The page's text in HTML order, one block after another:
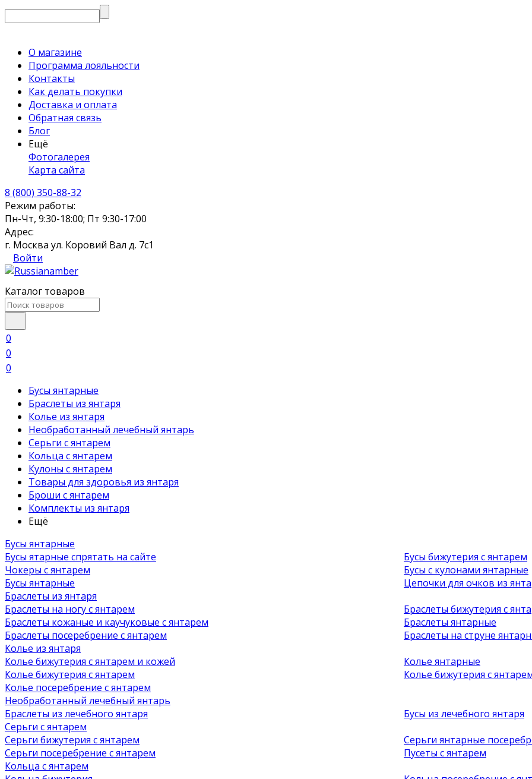
О магазине
Программа лояльности
Контакты
Как делать покупки
Доставка и оплата
Обратная связь
Блог
Ещё
Фотогалерея
Карта сайта
8 (800) 350-88-32
Режим работы:
Пн-Чт, 9:30-18:00; Пт 9:30-17:00
Адрес:
г. Москва ул. Коровий Вал д. 7с1
Войти
Каталог товаров
0
0
0
Бусы янтарные
Браслеты из янтаря
Колье из янтаря
Необработанный лечебный янтарь
Серьги с янтарем
Кольца с янтарем
Кулоны с янтарем
Товары для здоровья из янтаря
Броши с янтарем
Комплекты из янтаря
Ещё
Бусы янтарные
Бусы ятарные спрятать на сайте
Чокеры с янтарем
Бусы янтарные
Бусы бижутерия с янтарем
Бусы с кулонами янтарные
Цепочки для очков из
Браслеты из янтаря
Браслеты на ногу с янтарем
Браслеты кожаные и каучуковые с янтарем
Браслеты посеребрение с янтарем
Браслеты бижутерия с
Браслеты янтарные
Браслеты на струне
Колье из янтаря
Колье бижутерия с янтарем и кожей
Колье бижутерия с янтарем
Колье посеребрение с янтарем
Колье янтарные
Колье бижутерия с
Необработанный лечебный янтарь
Браслеты из лечебного янтаря
Бусы из лечебного янтаря
Серьги с янтарем
Серьги бижутерия с янтарем
Серьги посеребрение с янтарем
Серьги янтарные
Пусеты с янтарем
Кольца с янтарем